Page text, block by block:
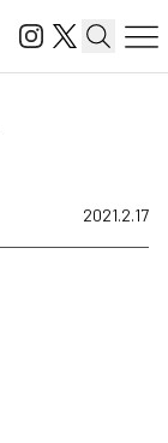
2021.2.17